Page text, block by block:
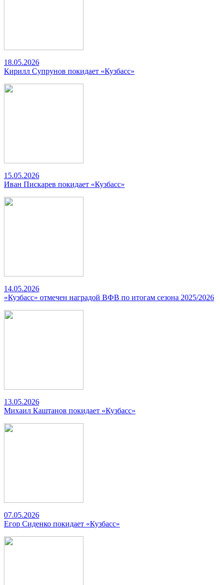
18.05.2026
Кирилл Супрунов покидает «Кузбасс»
15.05.2026
Иван Пискарев покидает «Кузбасс»
14.05.2026
«Кузбасс» отмечен наградой ВФВ по итогам сезона 2025/2026
13.05.2026
Михаил Каштанов покидает «Кузбасс»
07.05.2026
Егор Сиденко покидает «Кузбасс»